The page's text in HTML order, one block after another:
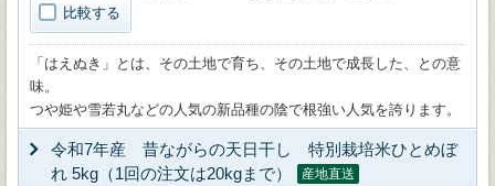
比較する
「はえぬき」とは、その土地で育ち、その土地で成長した、との意
味。
つや姫や雪若丸などの人気の新品種の陰で根強い人気を誇ります。
令和7年産 昔ながらの天日干し 特別栽培米ひとめぼ
れ 5kg（1回の注文は20kgまで）
産地直送